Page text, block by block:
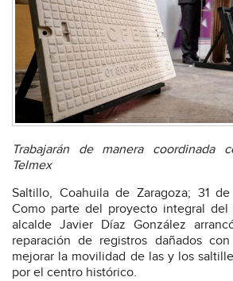
Trabajarán de manera coordinada
Telmex
Saltillo, Coahuila de Zaragoza; 31
Como parte del proyecto integral
alcalde Javier Díaz González
reparación de registros dañados
mejorar la movilidad de las y los
por el centro histórico.